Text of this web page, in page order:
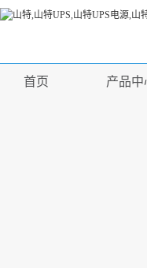
首页 产品中